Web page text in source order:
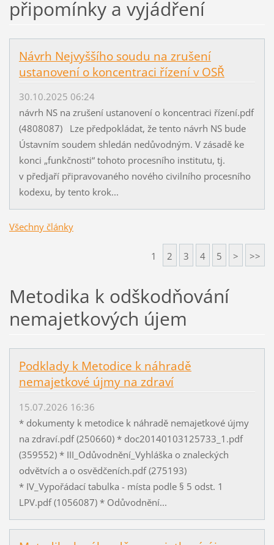
připomínky a vyjádření
Návrh Nejvyššího soudu na zrušení
ustanovení o koncentraci řízení v OSŘ
30.10.2025 06:24
návrh NS na zrušení ustanovení o koncentraci řízení.pdf
(4808087) Lze předpokládat, že tento návrh NS bude
Ústavním soudem shledán nedůvodným. V zásadě ke
konci „funkčnosti“ tohoto procesního institutu, tj.
v předjaří připravovaného nového civilního procesního
kodexu, by tento krok...
Všechny články
1 2 3 4 5 > >>
Metodika k odškodňování
nemajetkových újem
Podklady k Metodice k náhradě
nemajetkové újmy na zdraví
15.07.2026 16:36
* dokumenty k metodice k náhradě nemajetkové újmy
na zdraví.pdf (250660) * doc20140103125733_1.pdf
(359552) * III_Odůvodnění_Vyhláška o znaleckých
odvětvích a o osvědčeních.pdf (275193)
* IV_Vypořádací tabulka - místa podle § 5 odst. 1
LPV.pdf (1056087) * Odůvodnění...